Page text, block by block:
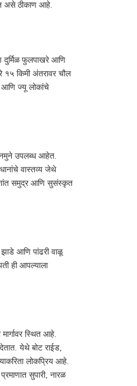
असे ठीकाण आहे.
दुर्मिळ फुलपाखरे आणि
१५ किमी अंतरावर चौल
आणि ज्यू लोकांचे
नमुने उपलब्ध आहेत.
वास्तव्य जेथे
शांत समुद्र आणि सुसंस्कृत
आणि पांढरी वाळू
ही आपल्याला
स्थित आहे.
येथे बोट राईड,
लोकप्रिय आहे.
सुपारी, नारळ